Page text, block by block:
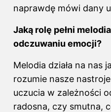
naprawdę mówi dany
Jaką rolę pełni
odczuwaniu emocji?
Melodia działa na nas
rozumie nasze
uczucia w zależności
radosna, czy smutna,